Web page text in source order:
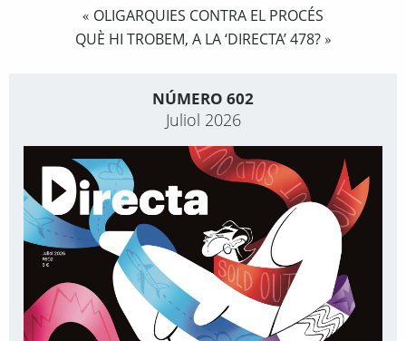
« OLIGARQUIES CONTRA EL PROCÉS
QUÈ HI TROBEM, A LA ‘DIRECTA’ 478?»
NÚMERO 602
Juliol 2026